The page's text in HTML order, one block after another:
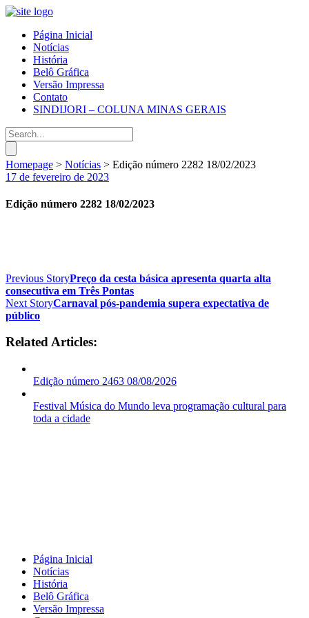
Página Inicial
Notícias
História
Belô Gráfica
Versão Impressa
Contato
SINDIJORI – COLUNA MINAS GERAIS
Homepage > Notícias > Edição número 2282 18/02/2023
17 de fevereiro de 2023
Edição número 2282 18/02/2023
Previous StoryPreço da cesta básica apresenta quarta alta
consecutiva em Três Pontas
Next StoryCarnaval pós-pandemia supera expectativa de
público
Related Articles:
Edição número 2463 08/08/2026
Festival Música do Mundo leva programação cultural para
toda a cidade
Página Inicial
Notícias
História
Belô Gráfica
Versão Impressa